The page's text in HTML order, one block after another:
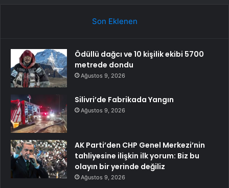
Son Eklenen
Ödüllü dağcı ve 10 kişilik ekibi 5700
metrede dondu
Ağustos 9, 2026
Silivri’de Fabrikada Yangın
Ağustos 9, 2026
AK Parti’den CHP Genel Merkezi’nin
tahliyesine ilişkin ilk yorum: Biz bu
olayın bir yerinde değiliz
Ağustos 9, 2026